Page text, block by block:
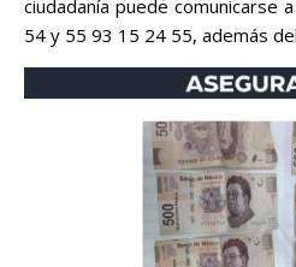
ciudadanía puede comunicarse
54 y 55 93 15 24 55, además